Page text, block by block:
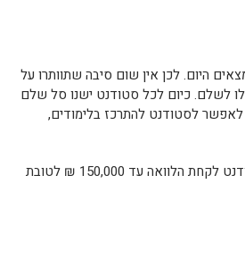
היום. לכן אין שום סיבה שתוותרו על
לשלם. כיום לכל סטודנט ישנו סל שלם
לסטודנט להתרכז בלימודים,
רוצים לקחת הלוואה לסטודנטים? דיגיטל פיננסים מאפשר לכל סטודנט לקחת הלוואה עד 150,000 ₪ לטובת